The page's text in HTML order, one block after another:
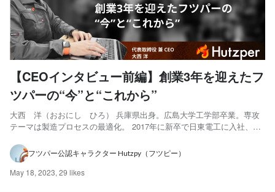
【CEOインタビュー前編】創業3年を迎えたフ
ツパーの“今”と“これから”
大西 洋（おおにし ひろ） 兵庫県出身。広島大学工学部卒業。専攻
テーマは製造プロセスの最適化。 2017年に新卒で日東電工に入社、
ルで起業を試みるも失敗。 その後工場向けAI/IoTベンチャーの事業開発
グループリーダーを経て、2020年4月にフ...
フツパー公認キャラクター Hutzpy（フツピー）
May 18, 2023,29 likes